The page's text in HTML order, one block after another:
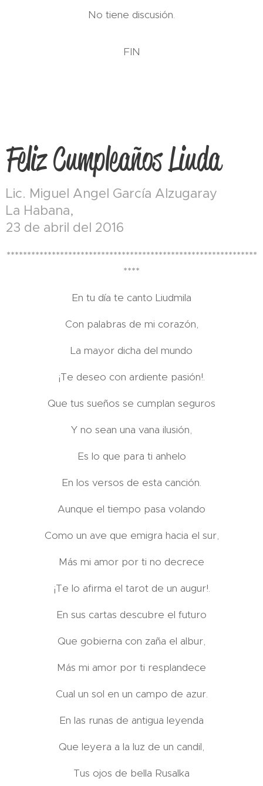
No tiene discusión.
FIN
Feliz Cumpleaños Liuda
Lic. Miguel Angel García Alzugaray
La Habana,
23 de abril del 2016
*************************************************************
****
En tu día te canto Liudmila
Con palabras de mi corazón,
La mayor dicha del mundo
¡Te deseo con ardiente pasión!.
Que tus sueños se cumplan seguros
Y no sean una vana ilusión,
Es lo que para ti anhelo
En los versos de esta canción.
Aunque el tiempo pasa volando
Como un ave que emigra hacia el sur,
Más mi amor por ti no decrece
¡Te lo afirma el tarot de un augur!.
En sus cartas descubre el futuro
Que gobierna con zaña el albur,
Más mi amor por ti resplandece
Cual un sol en un campo de azur.
En las runas de antigua leyenda
Que leyera a la luz de un candil,
Tus ojos de bella Rusalka